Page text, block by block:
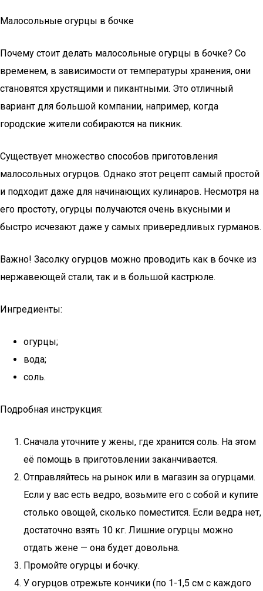
Малосольные огурцы в бочке
Почему стоит делать малосольные огурцы в бочке? Со
временем, в зависимости от температуры хранения, они
становятся хрустящими и пикантными. Это отличный
вариант для большой компании, например, когда
городские жители собираются на пикник.
Существует множество способов приготовления
малосольных огурцов. Однако этот рецепт самый простой
и подходит даже для начинающих кулинаров. Несмотря на
его простоту, огурцы получаются очень вкусными и
быстро исчезают даже у самых привередливых гурманов.
Важно! Засолку огурцов можно проводить как в бочке из
нержавеющей стали, так и в большой кастрюле.
Ингредиенты:
огурцы;
вода;
соль.
Подробная инструкция:
Сначала уточните у жены, где хранится соль. На этом
её помощь в приготовлении заканчивается.
Отправляйтесь на рынок или в магазин за огурцами.
Если у вас есть ведро, возьмите его с собой и купите
столько овощей, сколько поместится. Если ведра нет,
достаточно взять 10 кг. Лишние огурцы можно
отдать жене — она будет довольна.
Промойте огурцы и бочку.
У огурцов отрежьте кончики (по 1-1,5 см с каждого